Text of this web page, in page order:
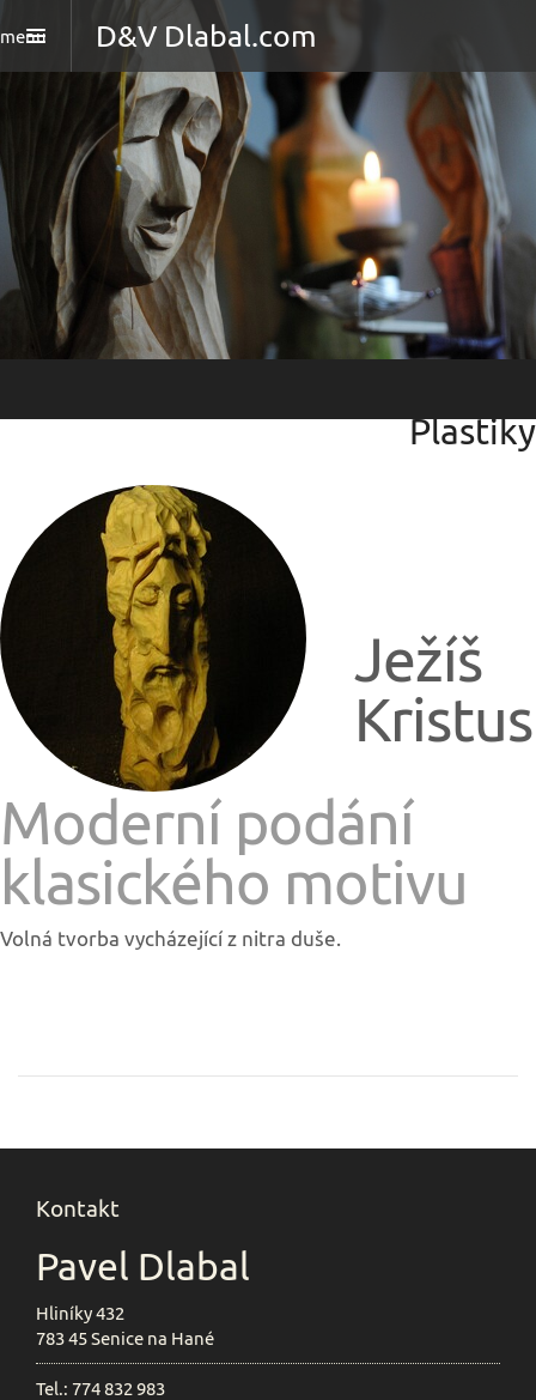
D&V Dlabal.com
menu
Plastiky
Ježíš
Kristus
Moderní podání
klasického motivu
Volná tvorba vycházející z nitra duše.
Kontakt
Pavel Dlabal
Hliníky 432
783 45 Senice na Hané
Tel.: 774 832 983